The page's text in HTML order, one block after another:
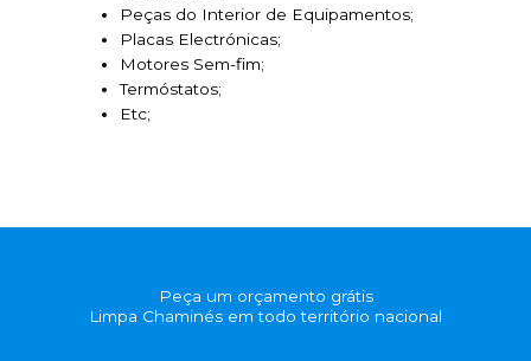
Peças do Interior de Equipamentos;
Placas Electrónicas;
Motores Sem-fim;
Termóstatos;
Etc;
Peça um orçamento grátis
Limpa Chaminés em todo território nacional